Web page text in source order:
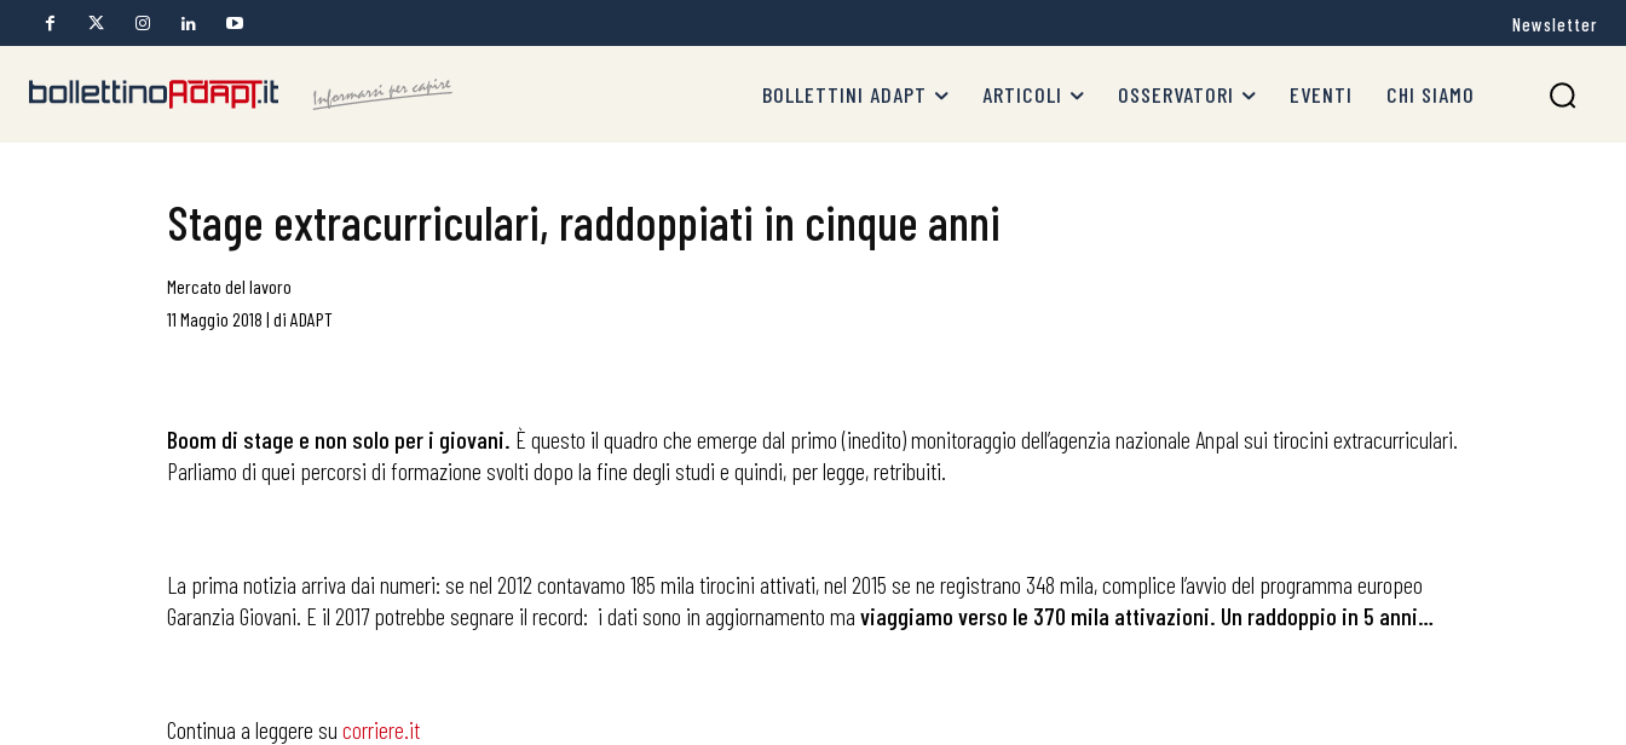
Newsletter
BOLLETTINI ADAPT ARTICOLI OSSERVATORI EVENTI CHI SIAMO
Stage extracurriculari, raddoppiati in cinque anni
Mercato del lavoro
11 Maggio 2018 | di ADAPT
Boom di stage e non solo per i giovani. È questo il quadro che emerge dal primo (inedito) monitoraggio dell’agenzia nazionale Anpal sui tirocini extracurriculari.
Parliamo di quei percorsi di formazione svolti dopo la fine degli studi e quindi, per legge, retribuiti.
La prima notizia arriva dai numeri: se nel 2012 contavamo 185 mila tirocini attivati, nel 2015 se ne registrano 348 mila, complice l’avvio del programma europeo
Garanzia Giovani. E il 2017 potrebbe segnare il record: i dati sono in aggiornamento ma viaggiamo verso le 370 mila attivazioni. Un raddoppio in 5 anni…
Continua a leggere su corriere.it